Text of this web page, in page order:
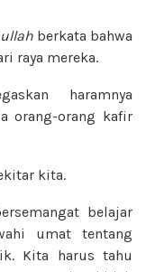
berkata bahwa
raya mereka.
haramnya
orang-orang kafir
kita.
belajar
umat tentang
Kita harus tahu